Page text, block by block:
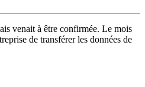
venait à être confirmée. Le mois
de transférer les données de